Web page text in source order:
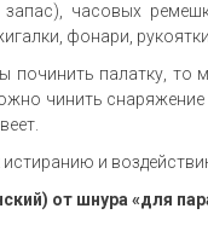
часовых
фонари,
починить палатку, то
чинить
и
от шнура «для